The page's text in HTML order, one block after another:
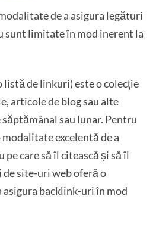
de a asigura legături
sunt limitate în mod inerent la
listă de linkuri) este o colecție
articole de blog sau alte
sau lunar. Pentru
excelentă de a
care să îl citească și să îl
site-uri web oferă o
backlink-uri în mod